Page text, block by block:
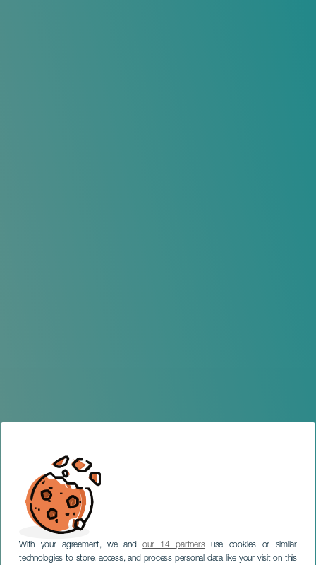
With your agreement, we andour 14 partnersuse cookies or similar
technologies to store, access, and process personal data like your visit on this